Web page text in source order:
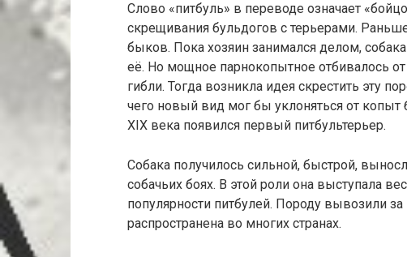
Слово «питбуль» в переводе означает
скрещивания бульдогов с терьерами.
быков. Пока хозяин занимался делом,
её. Но мощное парнокопытное отбивалось
гибли. Тогда возникла идея скрестить эту
чего новый вид мог бы уклоняться от
XIX века появился первый питбультерьер.
Собака получилось сильной, быстрой,
собачьих боях. В этой роли она выступала
популярности питбулей. Породу вывозили
распространена во многих странах.